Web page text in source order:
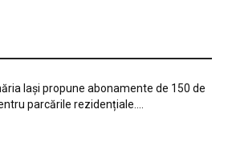
Iași propune abonamente de 150 de
parcările rezidențiale....